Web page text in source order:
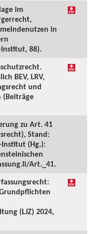
im
in
88).
BEV, LRV,
und
(Beiträge
zu Art. 41
Stand:
Institut (Hg.):
Art._41.
(LJZ) 2024,